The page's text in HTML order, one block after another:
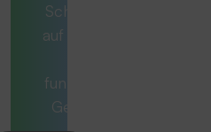
Schritt für Schritt
auf dem Weg zur
funktionierenden
Gesamtlösung.